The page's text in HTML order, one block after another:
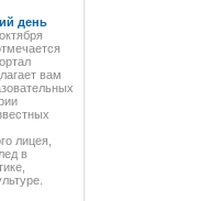
день
вам
лицея,
в